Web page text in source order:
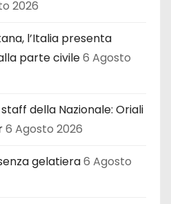
2026
l’Italia presenta
parte civile6 Agosto
della Nazionale: Oriali
6 Agosto 2026
gelatiera6 Agosto